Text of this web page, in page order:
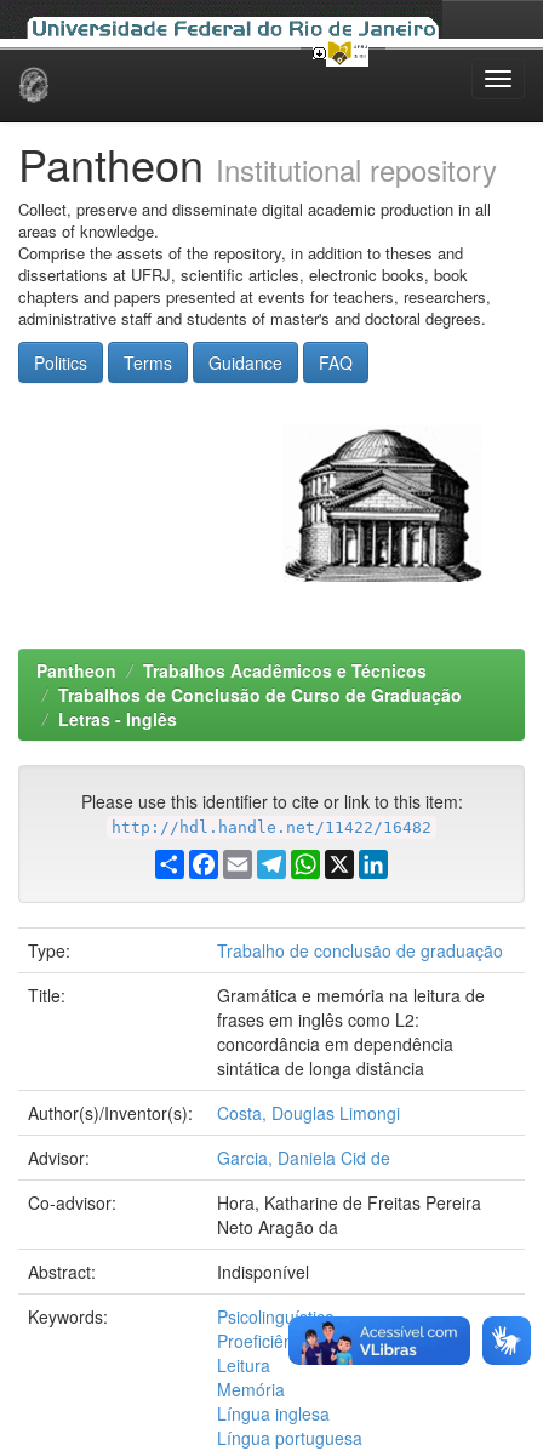
Skip
Pantheon Institutional repository
Collect, preserve and disseminate digital academic production in all
areas of knowledge.
Comprise the assets of the repository, in addition to theses and
dissertations at UFRJ, scientific articles, electronic books, book
chapters and papers presented at events for teachers, researchers,
administrative staff and students of master's and doctoral degrees.
Politics Terms Guidance FAQ
Pantheon
Trabalhos Acadêmicos e Técnicos
Trabalhos de Conclusão de Curso de Graduação
Letras - Inglês
Please use this identifier to cite or link to this item:
http://hdl.handle.net/11422/16482
ShareFacebook
EmailTelegramWhatsApp
X
Type:
Trabalho de conclusão de graduação
Title:
Gramática e memória na leitura de
frases em inglês como L2:
concordância em dependência
sintática de longa distância
Author(s)/Inventor(s):
Costa, Douglas Limongi
Advisor:
Garcia, Daniela Cid de
Co-advisor:
Hora, Katharine de Freitas Pereira
Neto Aragão da
Abstract:
Indisponível
Keywords:
Psicolinguística
Proeficiência
Leitura
Memória
Língua inglesa
Língua portuguesa